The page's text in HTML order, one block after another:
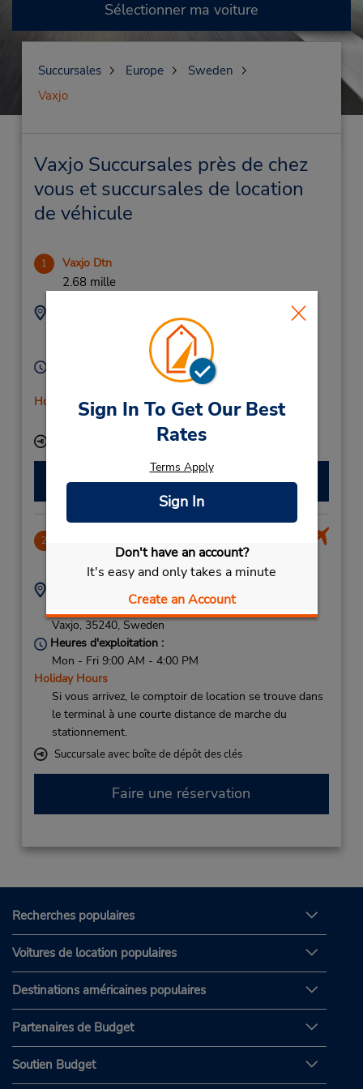
Sign In To Get Our Best
Rates
Terms Apply
Sign In
Don't have an account?
It's easy and only takes a minute
Create an Account
Sélectionner ma voiture
Succursales Europe
Sweden
Vaxjo
Vaxjo Succursales près de chez
vous et succursales de location
de véhicule
1 Vaxjo Dtn
2.68 mille
Adresse :
Sweden
Heures d'exploitation :
Mon - Fri 8:00 AM - 5:00 PM
Holiday Hours
Free pickup service available
Succursale avec boîte de dépôt des clés
Faire une réservation
2
Adresse :
Vaxjo, 35240, Sweden
(46) 470 466 10
Heures d'exploitation :
Mon - Fri 9:00 AM - 4:00 PM
Holiday Hours
Si vous arrivez, le comptoir de location se trouve dans
le terminal à une courte distance de marche du
stationnement.
Succursale avec boîte de dépôt des clés
Faire une réservation
Recherches populaires
Voitures de location populaires
Destinations américaines populaires
Partenaires de Budget
Soutien Budget